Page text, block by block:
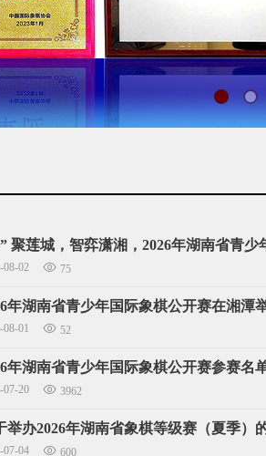
聚莲城，智弈潇湘，2026年湖南省青
08-02 75
年湖南省青少年国际象棋公开赛在湘潭
08-01 52
年湖南省青少年国际象棋公开赛参赛名
07-20 3962
举办2026年湖南省象棋等级赛（夏季）
07-04 600